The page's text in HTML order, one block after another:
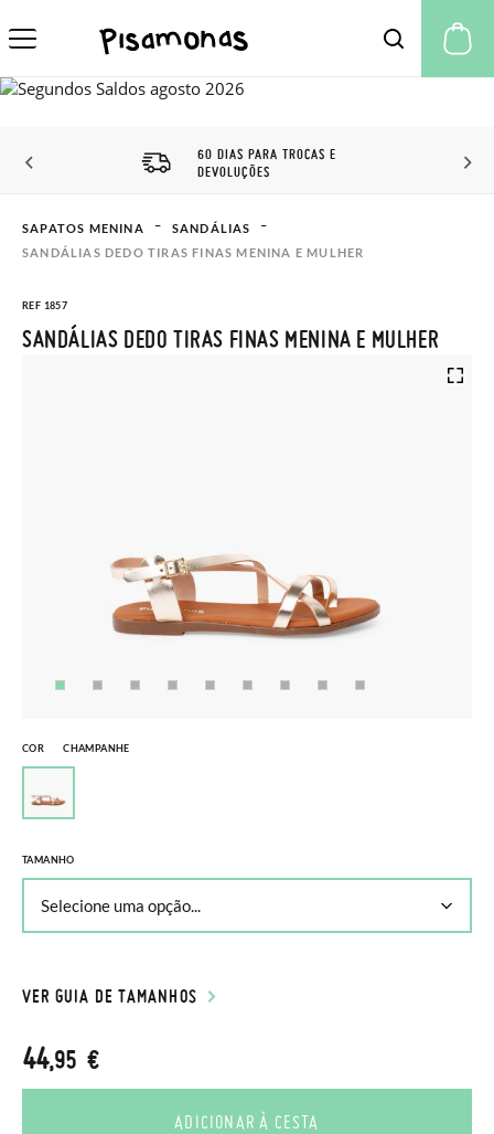
60 DIAS PARA TROCAS E
DEVOLUÇÕES
SAPATOS MENINA
SANDÁLIAS
SANDÁLIAS DEDO TIRAS FINAS MENINA E MULHER
REF 1857
SANDÁLIAS DEDO TIRAS FINAS MENINA E MULHER
COR CHAMPANHE
TAMANHO
VER GUIA DE TAMANHOS
44,95 €
ADICIONAR À CESTA